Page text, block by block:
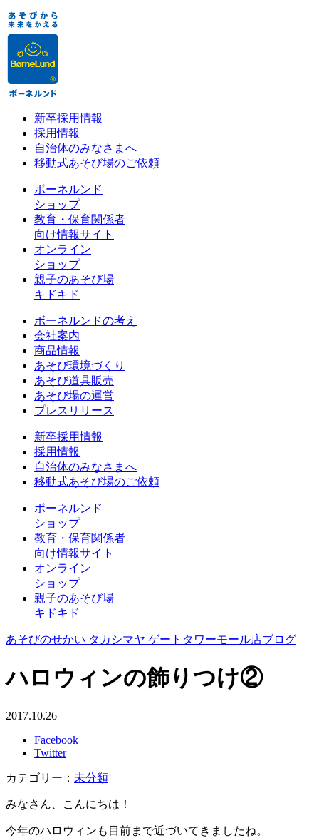
新卒採用情報
採用情報
自治体のみなさまへ
移動式あそび場のご依頼
ボーネルンド
ショップ
教育・保育関係者
向け情報サイト
オンライン
ショップ
親子のあそび場
キドキド
ボーネルンドの考え
会社案内
商品情報
あそび環境づくり
あそび道具販売
あそび場の運営
プレスリリース
新卒採用情報
採用情報
自治体のみなさまへ
移動式あそび場のご依頼
ボーネルンド
ショップ
教育・保育関係者
向け情報サイト
オンライン
ショップ
親子のあそび場
キドキド
あそびのせかい タカシマヤ ゲートタワーモール店ブログ
ハロウィンの飾りつけ②
2017.10.26
Facebook
Twitter
カテゴリー： 未分類
みなさん、こんにちは！
今年のハロウィンも目前まで近づいてきましたね。